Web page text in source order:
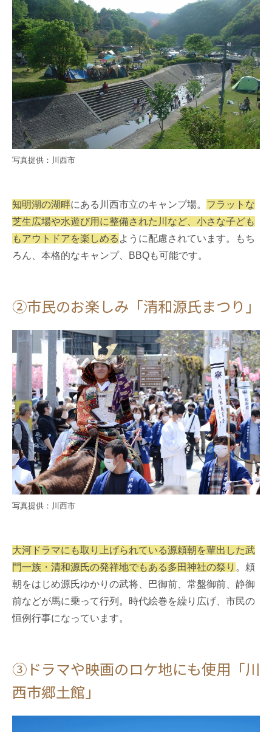
写真提供：川西市
知明湖の湖畔にある川西市立のキャンプ場。 フラットな
芝生広場や水遊び用に整備された川など、小さな子ども
もアウトドアを楽しめる ように配慮されています。もち
ろん、本格的なキャンプ、BBQも可能です。
②市民のお楽しみ「清和源氏まつり」
写真提供：川西市
大河ドラマにも取り上げられている源頼朝を輩出した武
門一族・清和源氏の発祥地でもある多田神社の祭り 。頼
朝をはじめ源氏ゆかりの武将、巴御前、常盤御前、静御
前などが馬に乗って行列。時代絵巻を繰り広げ、市民の
恒例行事になっています。
③ドラマや映画のロケ地にも使用「川
西市郷土館」